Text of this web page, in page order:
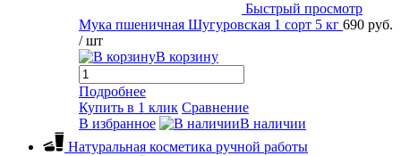
Быстрый просмотр
Мука пшеничная Шугуровская 1 сорт 5 кг 690 руб.
/ шт
В корзину
Подробнее
Купить в 1 клик Сравнение
В избранное
В наличии
Натуральная косметика ручной работы